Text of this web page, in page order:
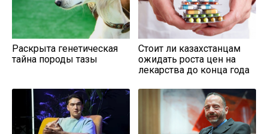
Раскрыта генетическая
тайна породы тазы
Стоит ли казахстанцам
ожидать роста цен на
лекарства до конца года